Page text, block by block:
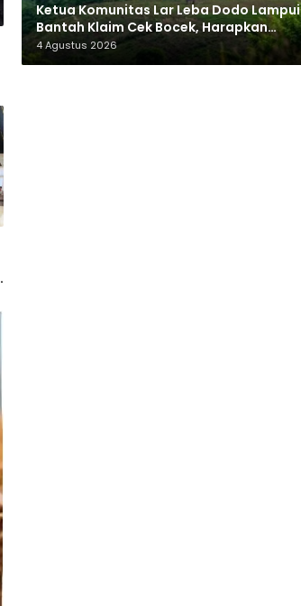
Ketua Komunitas Lar Leba Dodo Lampui
Bantah Klaim Cek Bocek, Harapkan
AMMAN Beri Akses ke Makam Leluhur
4 Agustus 2026